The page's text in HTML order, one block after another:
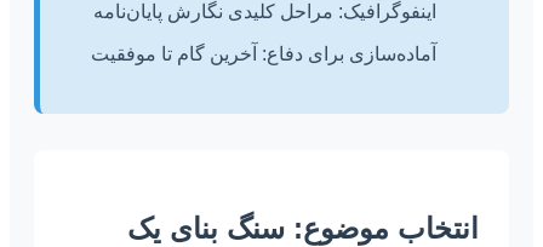
اینفوگرافیک: مراحل کلیدی نگارش پایان‌نامه
آماده‌سازی برای دفاع: آخرین گام تا موفقیت
انتخاب موضوع: سنگ بنای یک